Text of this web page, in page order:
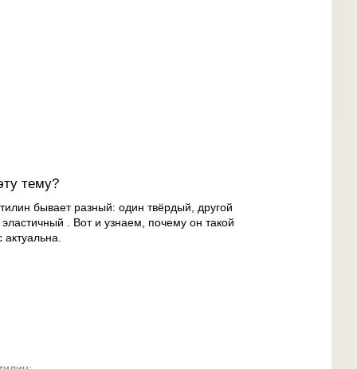
тему?
бывает разный: один твёрдый, другой
. Вот и узнаем, почему он такой